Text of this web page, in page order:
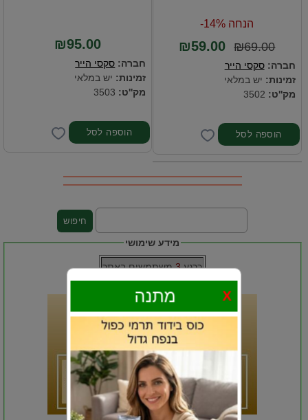
הנחה 14%-
₪69.00
₪59.00
חברה:סקסי הייר
זמינות: יש במלאי
מק''ט:
₪95.00
חברה: סקסי הייר
זמינות: יש במלאי
מק''ט:
מידע שימושי
כרגע3משתמשים באתר
X מתנה